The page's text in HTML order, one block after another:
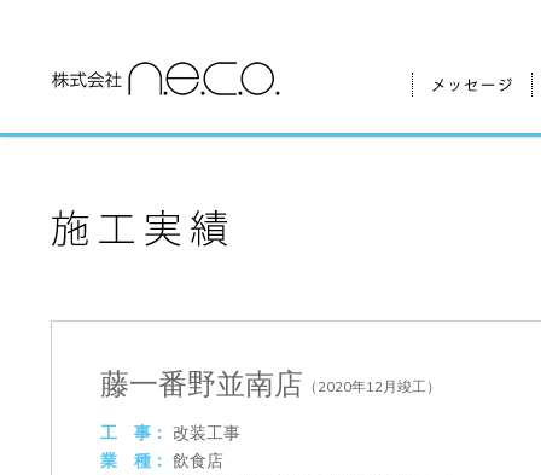
藤一番野並南店 （2020年12月竣工）
工 事： 改装工事
業 種： 飲食店